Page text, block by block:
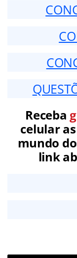
Receba
celular
mundo
link